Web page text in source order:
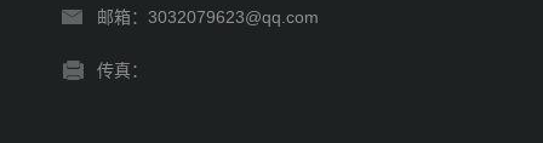
邮箱：3032079623@qq.com
传真：